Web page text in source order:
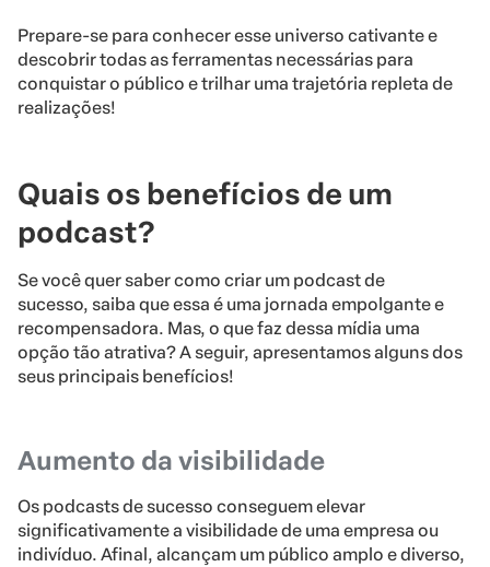
Prepare-se para conhecer esse universo cativante e
descobrir todas as ferramentas necessárias para
conquistar o público e trilhar uma trajetória repleta de
realizações!
Quais os benefícios de um
podcast?
Se você quer saber como criar um podcast de
sucesso, saiba que essa é uma jornada empolgante e
recompensadora. Mas, o que faz dessa mídia uma
opção tão atrativa? A seguir, apresentamos alguns dos
seus principais benefícios!
Aumento da visibilidade
Os podcasts de sucesso conseguem elevar
significativamente a visibilidade de uma empresa ou
indivíduo. Afinal, alcançam um público amplo e diverso,